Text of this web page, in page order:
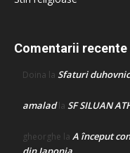
Comentarii recente
Doina la Sfaturi
amaladla SF SILUAN
gheorghe la A început